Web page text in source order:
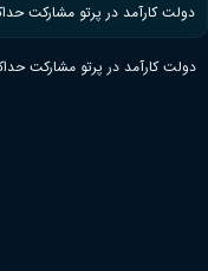
دولت کارآمد در پرتو مشارکت
دولت کارآمد در پرتو مشارکت